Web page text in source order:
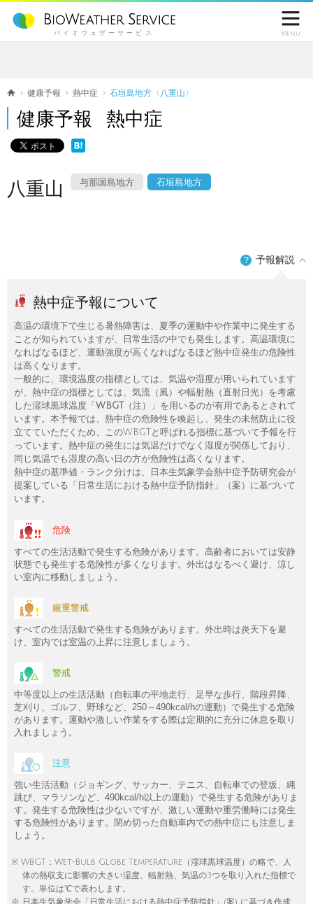
バイオウェザーサービス

Menu
健康予報 熱中症 石垣島地方〈八重山〉
健康予報 熱中症
八重山 与那国島地方 石垣島地方
？ 予報解説
熱中症予報について
高温の環境下で生じる暑熱障害は、夏季の運動中や作業中に発生する
ことが知られていますが、日常生活の中でも発生します。高温環境に
なればなるほど、運動強度が高くなればなるほど熱中症発生の危険性
は高くなります。
一般的に、環境温度の指標としては、気温や湿度が用いられています
が、熱中症の指標としては、気流（風）や輻射熱（直射日光）を考慮
した湿球黒球温度「 WBGT
（注）」を用いるのが有用であるとされて
います。本予報では、熱中症の危険性を喚起し、発生の未然防止に役
立てていただくため、このWBGTと呼ばれる指標に基づいて予報を行
っています。熱中症の発生には気温だけでなく湿度が関係しており、
同じ気温でも湿度の高い日の方が危険性は高くなります。
熱中症の基準値・ランク分けは、日本生気象学会熱中症予防研究会が
提案している「日常生活における熱中症予防指針」（案）に基づいて
います。
危険
すべての生活活動で発生する危険があります。高齢者においては安静
状態でも発生する危険性が多くなります。外出はなるべく避け、涼し
い室内に移動しましょう。
厳重警戒
すべての生活活動で発生する危険があります。外出時は炎天下を避
け、室内では室温の上昇に注意しましょう。
警戒
中等度以上の生活活動（自転車の平地走行、足早な歩行、階段昇降、
芝刈り、ゴルフ、野球など、250～490kcal/hの運動）で発生する危険
があります。運動や激しい作業をする際は定期的に充分に休息を取り
入れましょう。
注意
強い生活活動（ジョギング、サッカー、テニス、自転車での登坂、縄
跳び、マラソンなど、490kcal/h以上の運動）で発生する危険がありま
す。発生する危険性は少ないですが、激しい運動や重労働時には発生
する危険性があります。閉め切った自動車内での熱中症にも注意しま
しょう。
※ WBGT：Wet-Bulb Globe Temperature（湿球黒球温度）の略で、人
体の熱収支に影響の大きい湿度、輻射熱、気温の3つを取り入れた指標で
す。単位は℃で表わします。